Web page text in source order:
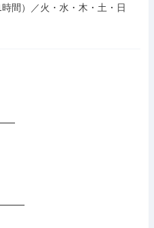
間）／火・水・木・土・日